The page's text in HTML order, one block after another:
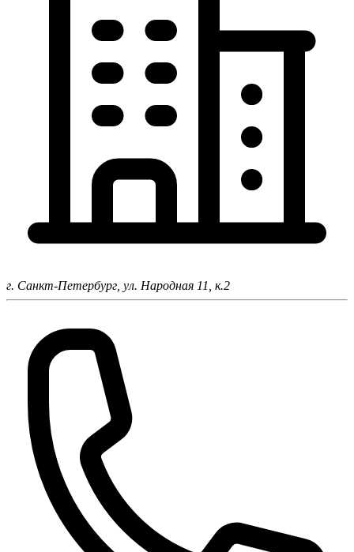
г. Санкт-Петербург, ул. Народная 11, к.2